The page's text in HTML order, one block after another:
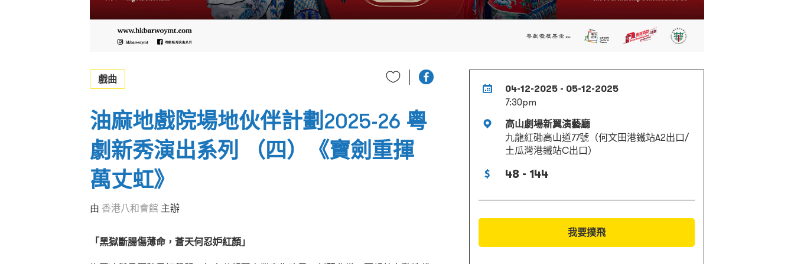
04-12-2025 - 05-12-2025
7:30pm
高山劇場新翼演藝廳
九龍紅磡高山道77號（何文田港鐵站A2出口/
土瓜灣港鐵站C出口）
48 - 144
我要撲飛
戲曲
油麻地戲院場地伙伴計劃2025-26 粵
劇新秀演出系列 （四）《寶劍重揮
萬丈虹》
由 香港八和會館 主辦
「黑獄斷腸傷薄命，蒼天何忍妒紅顏」